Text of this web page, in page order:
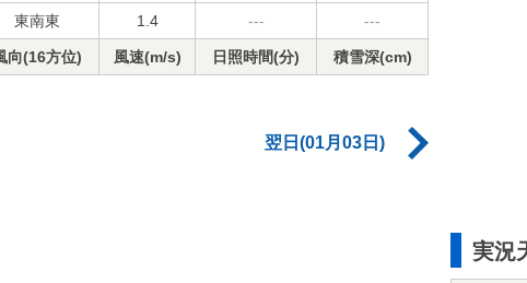
東南東 1.4 --- ---
向(16方位) 風速(m/s) 日照時間(分) 積雪深(cm)
翌日(01月03日)
実況